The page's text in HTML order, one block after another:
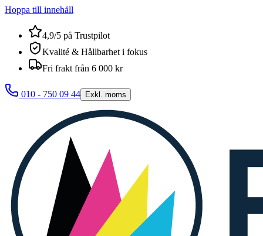
Hoppa till innehåll
4,9/5 på Trustpilot
Kvalité & Hållbarhet i fokus
Fri frakt från 6 000 kr
010 - 750 09 44 Exkl. moms